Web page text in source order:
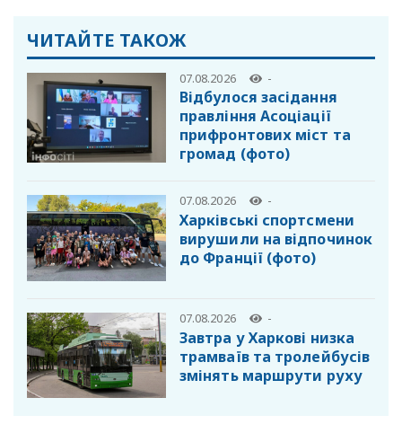
ЧИТАЙТЕ ТАКОЖ
07.08.2026 -
Відбулося засідання
правління Асоціації
прифронтових міст та
громад (фото)
07.08.2026 -
Харківські спортсмени
вирушили на відпочинок
до Франції (фото)
07.08.2026 -
Завтра у Харкові низка
трамваїв та тролейбусів
змінять маршрути руху